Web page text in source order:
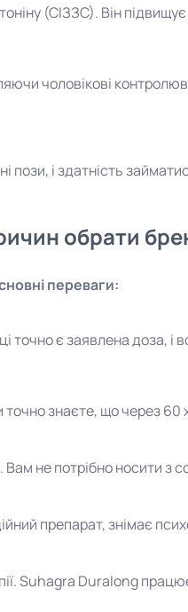
(СІЗЗС). Він
чоловікові
і здатність
обрати
переваги:
точно є заявлена доза, і
знаєте, що через 60
не потрібно носити з
препарат, знімає
Suhagra Duralong